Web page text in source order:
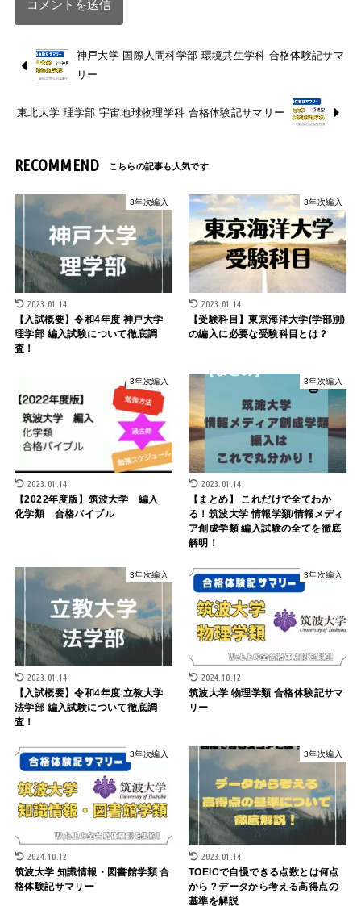
神戸大学 国際人間科学部 環境共生学科 合格体験記サマ
リー
東北大学 理学部 宇宙地球物理学科 合格体験記サマリー
RECOMMEND
3年次編入
2023.01.14
【入試概要】令和4年度 神戸大学
理学部 編入試験について徹底調
査！
3年次編入
2023.01.14
【受験科目】東京海洋大学(学部別)
の編入に必要な受験科目とは？
3年次編入
2023.01.14
【2022年度版】筑波大学 編入
化学類 合格バイブル
3年次編入
2023.01.14
【まとめ】 これだけで全てわか
る！筑波大学 情報学類/情報メディ
ア創成学類 編入試験の全てを徹底
解明！
3年次編入
2023.01.14
【入試概要】令和4年度 立教大学
法学部 編入試験について徹底調
査！
3年次編入
2024.10.12
筑波大学 物理学類 合格体験記サマ
リー
3年次編入
2024.10.12
筑波大学 知識情報・図書館学類 合
格体験記サマリー
3年次編入
2023.01.14
TOEICで自慢できる点数とは何点
から？データから考える高得点の
基準を解説